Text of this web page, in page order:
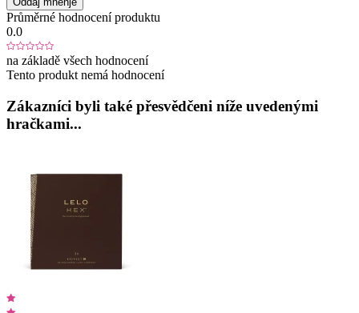
Průměrné hodnocení produktu
0.0
na základě všech hodnocení
Tento produkt nemá hodnocení
Zákazníci byli také přesvědčeni níže uvedenými
hračkami...